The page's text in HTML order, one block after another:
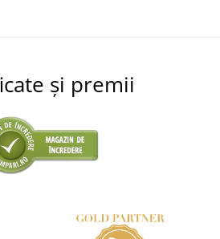
și premii